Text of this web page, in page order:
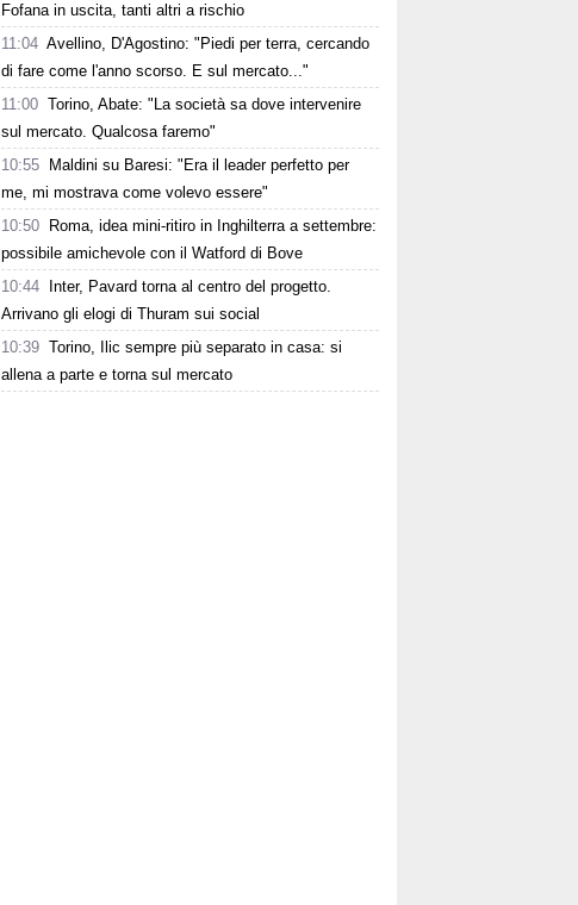
Fofana in uscita, tanti altri a rischio
11:04 Avellino, D'Agostino: "Piedi per terra, cercando
di fare come l'anno scorso. E sul mercato..."
11:00 Torino, Abate: "La società sa dove intervenire
sul mercato. Qualcosa faremo"
10:55
Maldini su Baresi: "Era il leader perfetto per
me, mi mostrava come volevo essere"
10:50
Roma, idea mini-ritiro in Inghilterra a settembre:
possibile amichevole con il Watford di Bove
10:44
Inter, Pavard torna al centro del progetto.
Arrivano gli elogi di Thuram sui social
10:39 Torino, Ilic sempre più separato in casa: si
allena a parte e torna sul mercato